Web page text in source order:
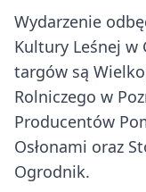
Wydarzenie
Kultury Leśnej w
targów są
Rolniczego w
Producentów
Osłonami oraz
Ogrodnik.